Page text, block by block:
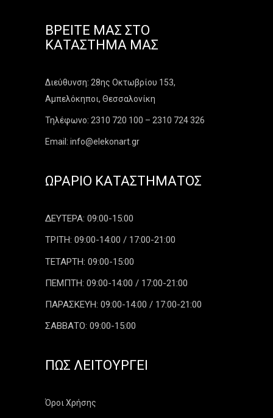
ΒΡΕΊΤΕ ΜΑΣ ΣΤΟ
ΚΑΤΆΣΤΗΜΑ ΜΑΣ
Διεύθυνση: 28ης Οκτωβρίου 153,
Αμπελόκηποι, Θεσσαλονίκη
Τηλέφωνο: 2310 720 100 – 2310 724 326
Email: info@elekonart.gr
ΩΡΆΡΙΟ ΚΑΤΑΣΤΉΜΑΤΟΣ
ΔΕΥΤΕΡΑ: 09:00-15:00
ΤΡΙΤΗ: 09:00-14:00 / 17:00-21:00
ΤΕΤΑΡΤΗ: 09:00-15:00
ΠΕΜΠΤΗ: 09:00-14:00 / 17:00-21:00
ΠΑΡΑΣΚΕΥΗ: 09:00-14:00 / 17:00-21:00
ΣΑΒΒΑΤΟ: 09:00-15:00
ΠΏΣ ΛΕΙΤΟΥΡΓΕΊ
Όροι Χρήσης